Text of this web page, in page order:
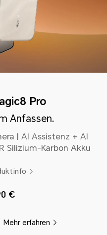
Pro
Anfassen.
| AI Assistenz + AI
Silizium-Karbon Akku
€
Mehr erfahren